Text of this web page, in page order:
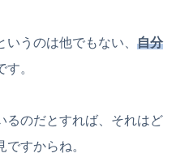
うのは他でもない、 自分
す。
るのだとすれば、それはど
すからね。